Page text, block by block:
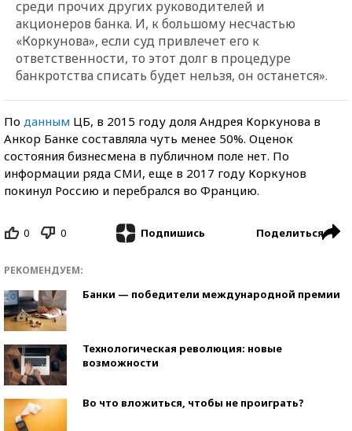
среди прочих других руководителей и
акционеров банка. И, к большому несчастью
«Коркунова», если суд привлечет его к
ответственности, то этот долг в процедуре
банкротства списать будет нельзя, он останется».
По данным ЦБ, в 2015 году доля Андрея Коркунова в
Анкор Банке составляла чуть менее 50%. Оценок
состояния бизнесмена в публичном поле нет. По
информации ряда СМИ, еще в 2017 году Коркунов
покинул Россию и перебрался во Францию.
0 0 Подпишись Поделиться
РЕКОМЕНДУЕМ:
Банки — победители международной премии
Технологическая революция: новые
возможности
Во что вложиться, чтобы не проиграть?